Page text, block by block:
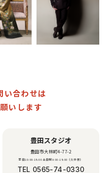
い合わせは
いします
豊田スタジオ
豊田市大林町4-77-2
平日10:00-18:00 土日祝9:00-18:00（火水休）
TEL 0565-74-0330